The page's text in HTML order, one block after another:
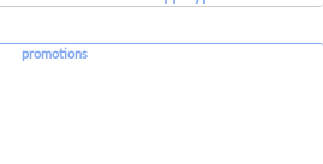
promotions